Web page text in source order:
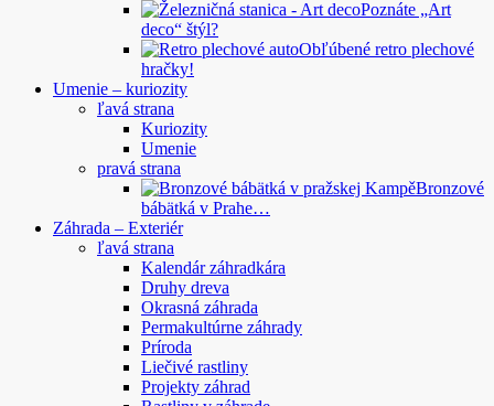
Poznáte „Art
deco“ štýl?
Obľúbené retro plechové
hračky!
Umenie – kuriozity
ľavá strana
Kuriozity
Umenie
pravá strana
Bronzové
bábätká v Prahe…
Záhrada – Exteriér
ľavá strana
Kalendár záhradkára
Druhy dreva
Okrasná záhrada
Permakultúrne záhrady
Príroda
Liečivé rastliny
Projekty záhrad